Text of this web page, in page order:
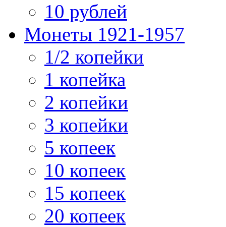
10 рублей
Монеты 1921-1957
1/2 копейки
1 копейка
2 копейки
3 копейки
5 копеек
10 копеек
15 копеек
20 копеек